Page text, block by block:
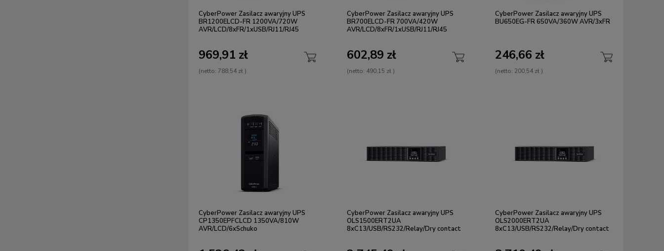
CyberPower Zasilacz awaryjny UPS
BR1200ELCD-FR 1200VA/720W
AVR/LCD/8xFR/1xUSB/RJ11/RJ45
969,91 zł
(netto: 788,54 zł )
CyberPower Zasilacz awaryjny UPS
BR700ELCD-FR 700VA/420W
AVR/LCD/8xFR/1xUSB/RJ11/RJ45
602,89 zł
(netto: 490,15 zł )
CyberPower Zasilacz awaryjny UPS
BU650EG-FR 650VA/360W AVR/3xFR
246,66 zł
(netto: 200,54 zł )
CyberPower Zasilacz awaryjny UPS
CP1350EPFCLCD 1350VA/810W
AVR/LCD/6xSchuko
CyberPower Zasilacz awaryjny UPS
OLS1500ERT2UA
8xC13/USB/RS232/Relay/Dry contact
CyberPower Zasilacz awaryjny UPS
OLS2000ERT2UA
8xC13/USB/RS232/Relay/Dry contact